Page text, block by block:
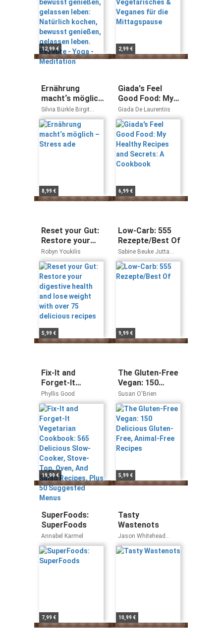
kochen, bewusst
genießen,
gelassen leben.
Rezepte - Yoga -
Meditation
12,99 € 2,99 €
Ernährung
macht‘s möglich
– Stress ade
Silvia Bürkle Birgit
Funfack
8,99 €
Giada's Feel
Good Food: My
Healthy Recipes
and Secrets: A
Cookbook
Giada De Laurentiis
6,99 €
Reset your Gut:
Restore your
digestive health
and lose weight
with over 75
delicious recipes
Robyn Youkilis
5,99 €
Low-Carb: 555
Rezepte/Best Of
Sabine Beuke Jutta
Schütz
9,99 €
Fix-It and
Forget-It
Vegetarian
Cookbook: 565
Delicious Slow-
Cooker, Stove-
Top, Oven, And
Salad Recipes,
Plus 50
Suggested
Menus
Phyllis Good
19,99 €
The Gluten-Free
Vegan: 150
Delicious
Gluten-Free,
Animal-Free
Recipes
Susan O'Brien
5,99 €
SuperFoods:
SuperFoods
Annabel Karmel
7,99 €
Tasty
Wastenots
Jason Whitehead
Sally-Ann Creed
10,99 €